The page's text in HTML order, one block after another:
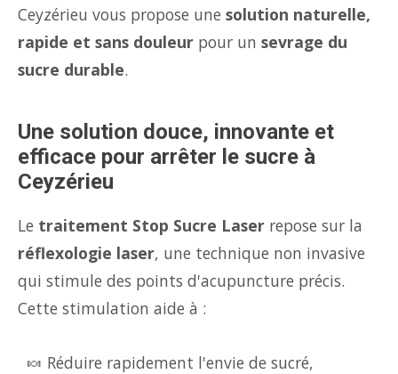
Ceyzérieu vous propose une solution naturelle,
rapide et sans douleur pour un sevrage du
sucre durable.
Une solution douce, innovante et
efficace pour arrêter le sucre à
Ceyzérieu
Le traitement Stop Sucre Laser repose sur la
réflexologie laser, une technique non invasive
qui stimule des points d'acupuncture précis.
Cette stimulation aide à :
🍬 Réduire rapidement l'envie de sucré,